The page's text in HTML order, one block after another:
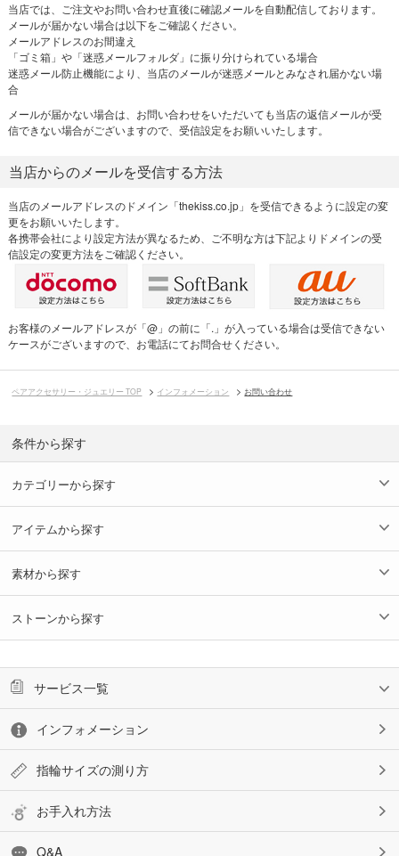
当店では、ご注文やお問い合わせ直後に確認メールを自動配信しております。
メールが届かない場合は以下をご確認ください。
メールアドレスのお間違え
「ゴミ箱」や「迷惑メールフォルダ」に振り分けられている場合
迷惑メール防止機能により、当店のメールが迷惑メールとみなされ届かない場
合
メールが届かない場合は、お問い合わせをいただいても当店の返信メールが受
信できない場合がございますので、受信設定をお願いいたします。
当店からのメールを受信する方法
当店のメールアドレスのドメイン「thekiss.co.jp」を受信できるように設定の変
更をお願いいたします。
各携帯会社により設定方法が異なるため、ご不明な方は下記よりドメインの受
信設定の変更方法をご確認ください。
お客様のメールアドレスが「@」の前に「.」が入っている場合は受信できない
ケースがございますので、お電話にてお問合せください。
ペアアクセサリー・ジュエリー TOP インフォメーション お問い合わせ
条件から探す
カテゴリーから探す
アイテムから探す
素材から探す
ストーンから探す
サービス一覧
インフォメーション
指輪サイズの測り方
お手入れ方法
Q&A